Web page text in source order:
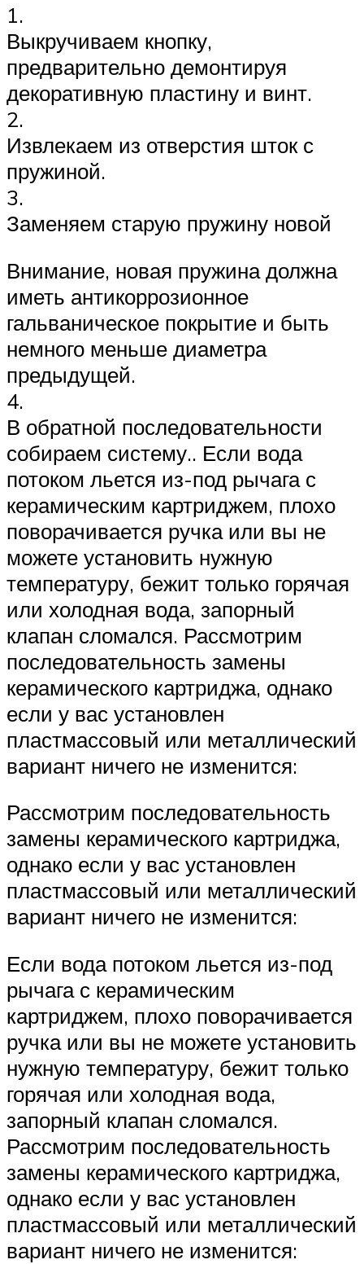
1.
Выкручиваем кнопку,
предварительно демонтируя
декоративную пластину и винт.
2.
Извлекаем из отверстия шток с
пружиной.
3.
Заменяем старую пружину новой
Внимание, новая пружина должна
иметь антикоррозионное
гальваническое покрытие и быть
немного меньше диаметра
предыдущей.
4.
В обратной последовательности
собираем систему.. Если вода
потоком льется из-под рычага с
керамическим картриджем, плохо
поворачивается ручка или вы не
можете установить нужную
температуру, бежит только горячая
или холодная вода, запорный
клапан сломался. Рассмотрим
последовательность замены
керамического картриджа, однако
если у вас установлен
пластмассовый или металлический
вариант ничего не изменится:
Рассмотрим последовательность
замены керамического картриджа,
однако если у вас установлен
пластмассовый или металлический
вариант ничего не изменится:
Если вода потоком льется из-под
рычага с керамическим
картриджем, плохо поворачивается
ручка или вы не можете установить
нужную температуру, бежит только
горячая или холодная вода,
запорный клапан сломался.
Рассмотрим последовательность
замены керамического картриджа,
однако если у вас установлен
пластмассовый или металлический
вариант ничего не изменится: